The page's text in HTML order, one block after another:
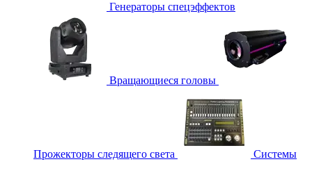
Генераторы спецэффектов
Вращающиеся головы
Прожекторы следящего света Системы